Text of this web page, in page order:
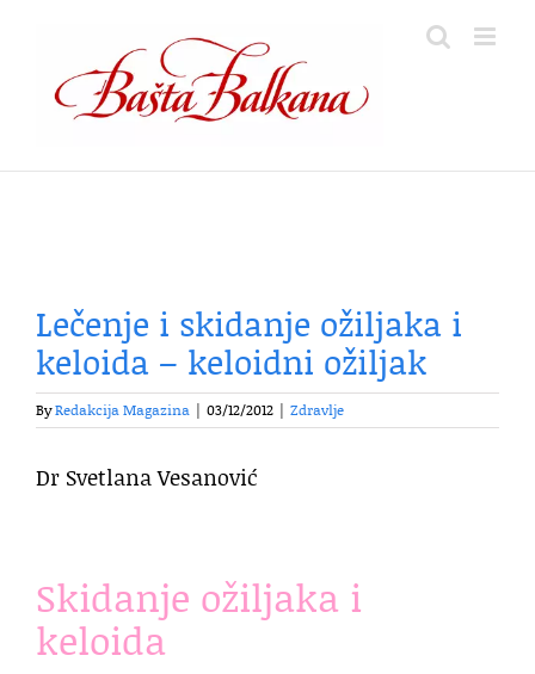
content
Lečenje i skidanje ožiljaka i
keloida – keloidni ožiljak
ByRedakcija Magazina 03/12/2012 Zdravlje
Dr Svetlana Vesanović
Skidanje ožiljaka i
keloida